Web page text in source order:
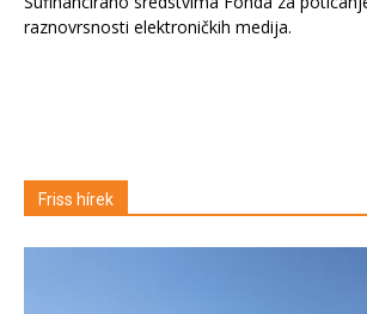
raznovrsnosti elektroničkih medija.
Friss hírek